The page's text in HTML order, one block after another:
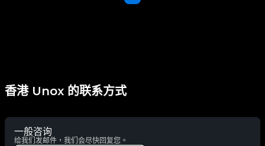
香港 Unox 的联系方式
一般咨询
给我们发邮件，我们会尽快回复您。